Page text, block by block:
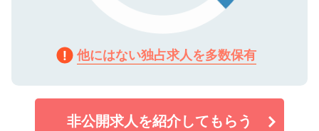
他にはない独占求人を多数保有
非公開求人を紹介してもらう